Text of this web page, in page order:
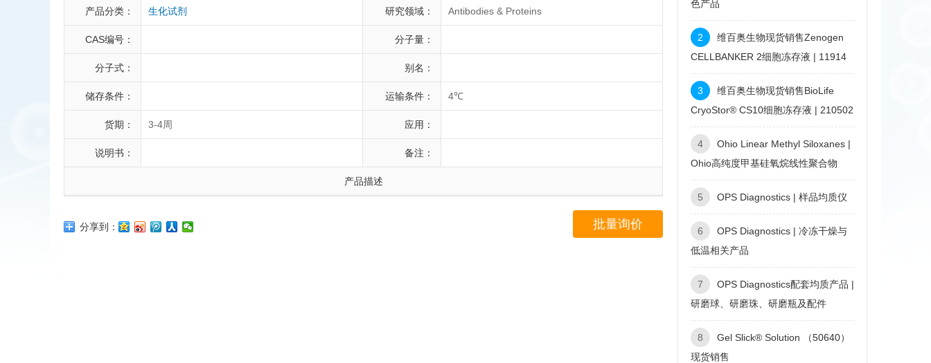
LGC Maine Standards Pall Lonza 康为世纪
Abbexa AbD Serotec Abnova Active Motif
产品分类： 生化试剂 研究领域： Antibodies & Proteins
CAS编号： 分子量：
分子式： 别名：
储存条件： 运输条件： 4℃
货期： 3-4周 应用：
说明书： 备注：
产品描述
分享到： 批量询价
色产品
2
维百奥生物现货销售Zenogen
CELLBANKER 2细胞冻存液 | 11914
3
维百奥生物现货销售BioLife
CryoStor® CS10细胞冻存液 | 210502
4
Ohio Linear Methyl Siloxanes |
Ohio高纯度甲基硅氧烷线性聚合物
5 OPS Diagnostics | 样品均质仪
6
OPS Diagnostics | 冷冻干燥与
低温相关产品
7
OPS Diagnostics配套均质产品 |
研磨球、研磨珠、研磨瓶及配件
8
Gel Slick® Solution （50640）
现货销售